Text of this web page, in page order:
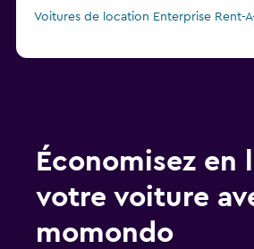
Voitures de location Enterprise Rent-
Économisez en
votre voiture
momondo